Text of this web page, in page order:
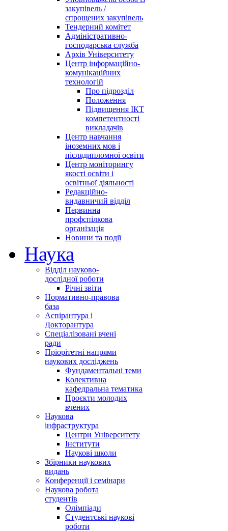
закупівель /
спрощених закупівель
Тендерний комітет
Адміністративно-
господарська служба
Архів Університету
Центр інформаційно-
комунікаційних
технологій
Про підрозділ
Положення
Підвищення ІКТ
компетентності
викладачів
Центр навчання
іноземних мов і
післядипломної освіти
Центр моніторингу
якості освіти і
освітньої діяльності
Редакційно-
видавничий відділ
Первинна
профспілкова
організація
Новини та події
Наука
Відділ науково-
дослідної роботи
Річні звіти
Нормативно-правова
база
Аспірантура і
Докторантура
Спеціалізовані вчені
ради
Пріорітетні напрями
наукових досліджень
Фундаментальні теми
Колективна
кафедральна тематика
Проєкти молодих
вчених
Наукова
інфраструктура
Центри Університету
Інститути
Наукові школи
Збірники наукових
видань
Конференції і семінари
Наукова робота
студентів
Олімпіади
Студентські наукові
роботи